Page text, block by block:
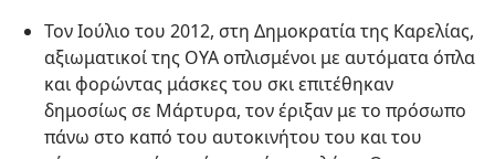
Τον Ιούλιο του 2012, στη Δημοκρατία της Καρελίας,
αξιωματικοί της ΟΥΑ οπλισμένοι με αυτόματα όπλα
και φορώντας μάσκες του σκι επιτέθηκαν
δημοσίως σε Μάρτυρα, τον έριξαν με το πρόσωπο
πάνω στο καπό του αυτοκινήτου του και του